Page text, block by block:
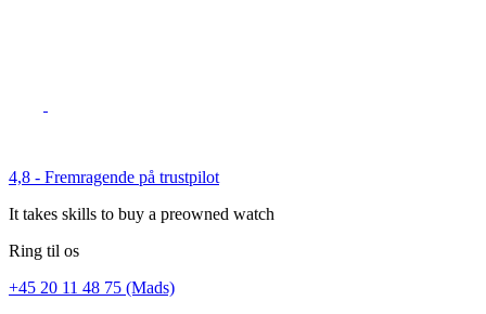
4,8 - Fremragende på trustpilot
It takes skills to buy a preowned watch
Ring til os
+45 20 11 48 75 (Mads)